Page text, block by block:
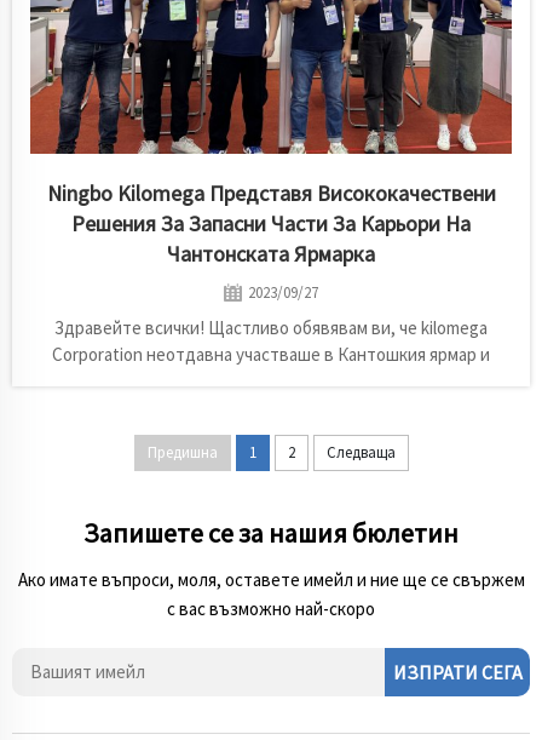
Ningbo Kilomega Представя Висококачествени
Решения За Запасни Части За Карьори На
Чантонската Ярмарка
2023/09/27
Здравейте всички! Щастливо обявявам ви, че kilomega
Corporation неотдавна участваше в Кантошкия ярмар и
да предоставяме висококачествени запасни части...
Предишна 1 2 Следваща
Запишете се за нашия бюлетин
Ако имате въпроси, моля, оставете имейл и ние ще се свържем
с вас възможно най-скоро
ИЗПРАТИ СЕГА